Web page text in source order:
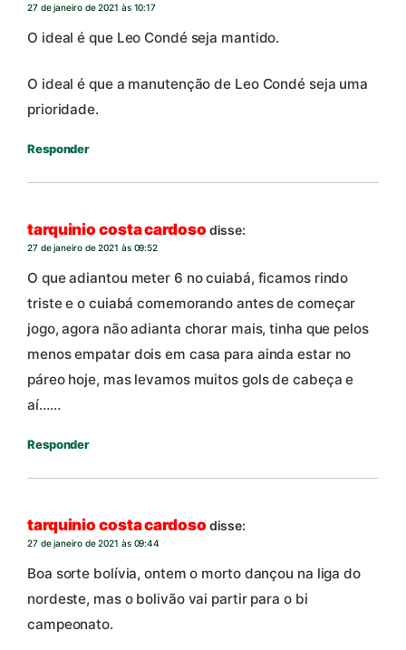
27 de janeiro de 2021 às 10:17
O ideal é que Leo Condé seja mantido.
O ideal é que a manutenção de Leo Condé seja uma
prioridade.
Responder
tarquinio costa cardoso disse:
27 de janeiro de 2021 às 09:52
O que adiantou meter 6 no cuiabá, ficamos rindo
triste e o cuiabá comemorando antes de começar
jogo, agora não adianta chorar mais, tinha que pelos
menos empatar dois em casa para ainda estar no
páreo hoje, mas levamos muitos gols de cabeça e
aí……
Responder
tarquinio costa cardoso disse:
27 de janeiro de 2021 às 09:44
Boa sorte bolívia, ontem o morto dançou na liga do
nordeste, mas o bolivão vai partir para o bi
campeonato.